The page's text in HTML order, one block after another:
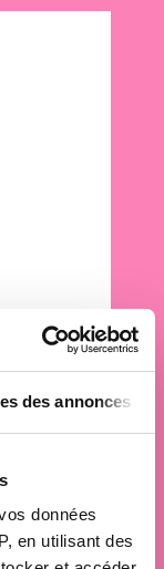
des annonces
données
en utilisant des